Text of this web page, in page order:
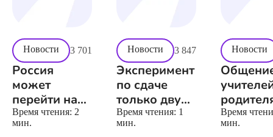
Новости 3 701
Россия
может
перейти на
12-летнее
школьное
Время чтения: 2
мин.
Новости 3 847
Эксперимент
по сдаче
только двух
ОГЭ
расширят
Время чтения: 1
мин.
Новости
чатах
Время
мин.